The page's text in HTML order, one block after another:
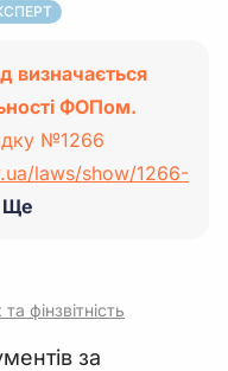
визначається
ФОПом.
№1266
laws/show/1266-
Ще
фінзвітність
за